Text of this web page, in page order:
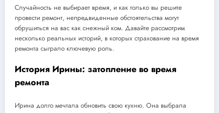
Случайность не выбирает время, и как только вы решите
провести ремонт, непредвиденные обстоятельства могут
обрушиться на вас как снежный ком. Давайте рассмотрим
несколько реальных историй, в которых страхование на время
ремонта сыграло ключевую роль.
История Ирины: затопление во время
ремонта
Ирина долго мечтала обновить свою кухню. Она выбрала